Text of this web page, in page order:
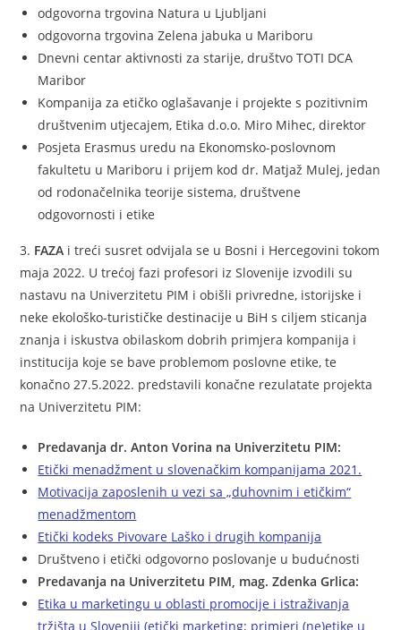
odgovorna trgovina Natura u Ljubljani
odgovorna trgovina Zelena jabuka u Mariboru
Dnevni centar aktivnosti za starije, društvo TOTI DCA
Maribor
Kompanija za etičko oglašavanje i projekte s pozitivnim
društvenim utjecajem, Etika d.o.o. Miro Mihec, direktor
Posjeta Erasmus uredu na Ekonomsko-poslovnom
fakultetu u Mariboru i prijem kod dr. Matjaž Mulej, jedan
od rodonačelnika teorije sistema, društvene
odgovornosti i etike
3. FAZA i treći susret odvijala se u Bosni i Hercegovini tokom
maja 2022. U trećoj fazi profesori iz Slovenije izvodili su
nastavu na Univerzitetu PIM i obišli privredne, istorijske i
neke ekološko-turističke destinacije u BiH s ciljem sticanja
znanja i iskustva obilaskom dobrih primjera kompanija i
institucija koje se bave problemom poslovne etike, te
konačno 27.5.2022. predstavili konačne rezulatate projekta
na Univerzitetu PIM:
Predavanja dr. Anton Vorina na Univerzitetu PIM:
Etički menadžment u slovenačkim kompanijama 2021.
Motivacija zaposlenih u vezi sa „duhovnim i etičkim“
menadžmentom
Etički kodeks Pivovare Laško i drugih kompanija
Društveno i etički odgovorno poslovanje u budućnosti
Predavanja na Univerzitetu PIM, mag. Zdenka Grlica:
Etika u marketingu u oblasti promocije i istraživanja
tržišta u Sloveniji (etički marketing; primjeri (ne)etike u